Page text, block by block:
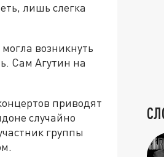
лишь слегка
возникнуть
Сам Агутин на
приводят
случайно
группы